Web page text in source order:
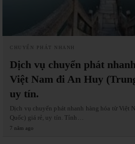
CHUYỂN PHÁT NHANH
Dịch vụ chuyển phát
Việt Nam đi An Huy
uy tín.
Dịch vụ chuyển phát nhanh hàng hóa từ Việt
Quốc) giá rẻ, uy tín. Tỉnh…
7 năm ago